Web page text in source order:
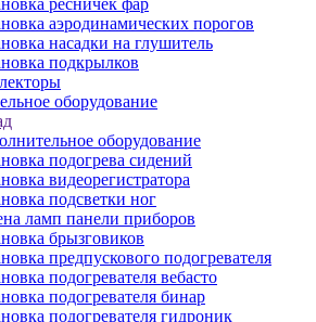
ресничек фар
аэродинамических порогов
насадки на глушитель
подкрылков
оборудование
оборудование
подогрева сидений
видеорегистратора
подсветки ног
ламп панели приборов
брызговиков
предпускового подогревателя
подогревателя вебасто
подогревателя бинар
подогревателя гидроник